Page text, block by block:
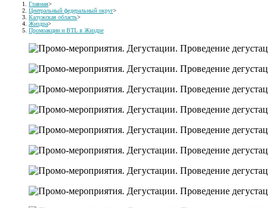
Главная>
Центральный федеральный округ>
Калужская область>
Жиздра>
Промоакции и BTL в Жиздре